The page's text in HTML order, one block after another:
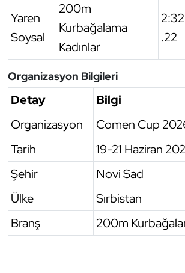
Yaren
Soysal
200m
Kurbağalama
Kadınlar
2:32
.22
Organizasyon Bilgileri
Detay
Bilgi
Organizasyon
Comen Cup
Tarih
19-21 Haziran
Şehir
Novi Sad
Ülke
Sırbistan
Branş
200m